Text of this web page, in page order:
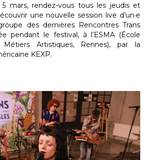
5 mars, rendez-vous tous les jeudis et
une nouvelle session live d’un·e
des dernières Rencontres Trans
pendant le festival, à l’ESMA (École
Artistiques, Rennes), par la
KEXP.